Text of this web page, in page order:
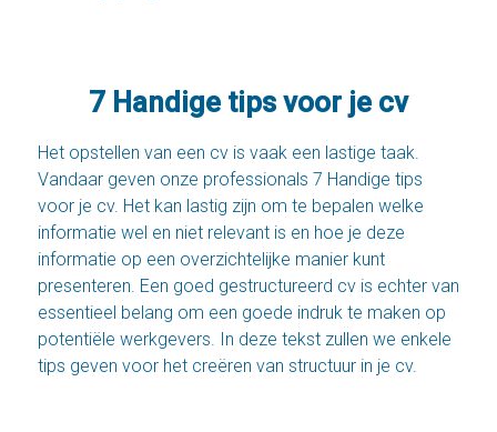
7 Handige tips voor je cv
Het opstellen van een cv is vaak een lastige taak.
Vandaar geven onze professionals 7 Handige tips
voor je cv. Het kan lastig zijn om te bepalen welke
informatie wel en niet relevant is en hoe je deze
informatie op een overzichtelijke manier kunt
presenteren. Een goed gestructureerd cv is echter van
essentieel belang om een goede indruk te maken op
potentiële werkgevers. In deze tekst zullen we enkele
tips geven voor het creëren van structuur in je cv.